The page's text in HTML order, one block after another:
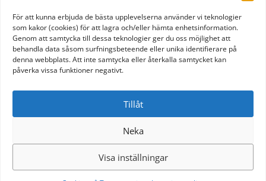
För att kunna erbjuda de bästa upplevelserna använder vi teknologier
som kakor (cookies) för att lagra och/eller hämta enhetsinformation.
Genom att samtycka till dessa teknologier ger du oss möjlighet att
behandla data såsom surfningsbeteende eller unika identifierare på
denna webbplats. Att inte samtycka eller återkalla samtycket kan
påverka vissa funktioner negativt.
Tillåt
Neka
Visa inställningar